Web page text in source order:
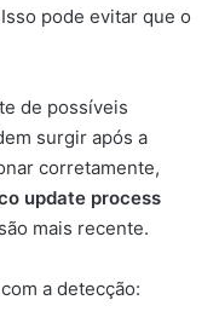
pode evitar que o
de possíveis
surgir após a
corretamente,
update process
mais recente.
a detecção: